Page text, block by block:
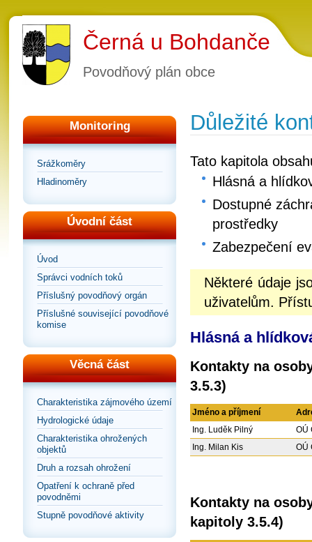
Černá u Bohdanče
Povodňový plán obce
Monitoring
Srážkoměry
Hladinoměry
Úvodní část
Úvod
Správci vodních toků
Příslušný povodňový orgán
Příslušné související povodňové
komise
Věcná část
Charakteristika zájmového území
Hydrologické údaje
Charakteristika ohrožených
objektů
Druh a rozsah ohrožení
Opatření k ochraně před
povodněmi
Stupně povodňové aktivity
Důležité
Tato kapitola
Hlásná a
Dostupné
prostředky
Zabezpečení
Některé údaje
uživatelům.
Hlásná a
Kontakty na
3.5.3)
Jméno a příjmení
Ing. Luděk Pilný
OÚ
Ing. Milan Kis
OÚ
Kontakty na
kapitoly 3.5.4)